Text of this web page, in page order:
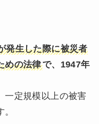
発生した際に被災者
めの法律で、1947年
一定規模以上の被害